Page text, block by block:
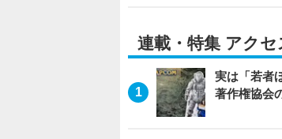
連載・特集 アク
実は「若者
著作権協会